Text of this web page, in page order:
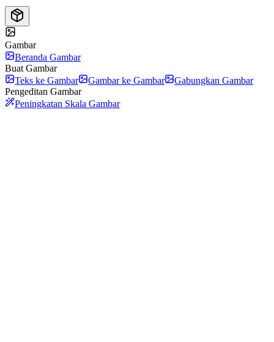
Gambar
Beranda Gambar
Buat Gambar
Teks ke Gambar
Gambar ke Gambar
Gabungkan Gambar
Pengeditan Gambar
Peningkatan Skala Gambar